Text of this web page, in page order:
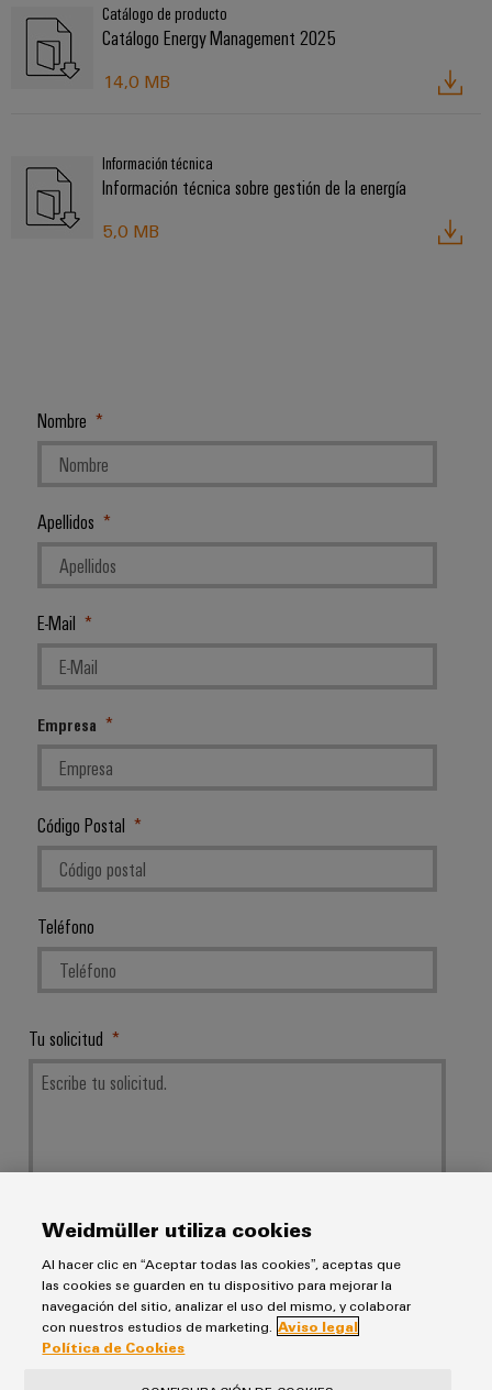
Catálogo de producto
Catálogo Energy Management 2025
14,0 MB
Información técnica
Información técnica sobre gestión de la energía
5,0 MB
Nombre
Apellidos
E-Mail
Empresa
Código Postal
Teléfono
Tu solicitud
Tus datos serán tratados exclusivamente para gestionar tu solicitud,
no se utilizarán para ningún otro fin ni se compartirán con terceros.
Los datos almacenados se eliminarán una vez cumplida la finalidad
de responder a tu solicitud, salvo que el contexto de la comunicación
indique lo contrario.
Weidmüller utiliza cookies
Al hacer clic en “Aceptar todas las cookies”, aceptas que
las cookies se guarden en tu dispositivo para mejorar la
navegación del sitio, analizar el uso del mismo, y colaborar
con nuestros estudios de marketing. Aviso legal
Política de Cookies